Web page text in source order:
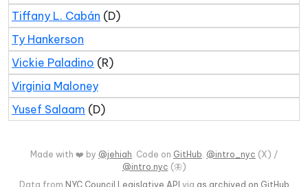
Tiffany L. Cabán (D)
Ty Hankerson
Vickie Paladino (R)
Virginia Maloney
Yusef Salaam (D)
Made with ❤️ by @jehiah. Code on GitHub. @intro_nyc (X) /
@intro.nyc (🦋)
Data from NYC Council Legislative API via as archived on GitHub